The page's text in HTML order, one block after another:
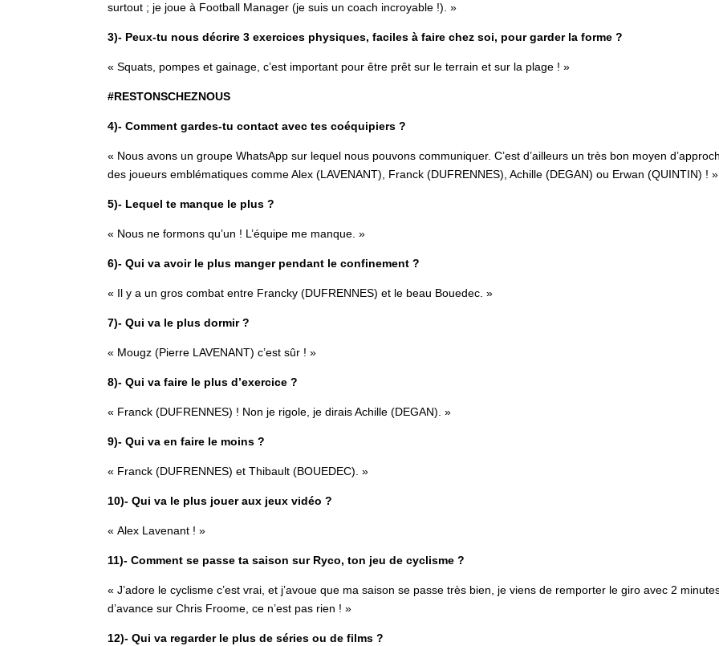
surtout ; je joue à Football Manager (je suis un coach incroyable !). »
3)- Peux-tu nous décrire 3 exercices physiques, faciles à faire chez soi, pour garder la forme ?
« Squats, pompes et gainage, c’est important pour être prêt sur le terrain et sur la plage ! »
#RESTONSCHEZNOUS
4)- Comment gardes-tu contact avec tes coéquipiers ?
« Nous avons un groupe WhatsApp sur lequel nous pouvons communiquer. C’est d’ailleurs un très bon moyen
des joueurs emblématiques comme Alex (LAVENANT), Franck (DUFRENNES), Achille (DEGAN) ou Erwan (QUINTIN) ! »
5)- Lequel te manque le plus ?
« Nous ne formons qu’un ! L’équipe me manque. »
6)- Qui va avoir le plus manger pendant le confinement ?
« Il y a un gros combat entre Francky (DUFRENNES) et le beau Bouedec. »
7)- Qui va le plus dormir ?
« Mougz (Pierre LAVENANT) c’est sûr ! »
8)- Qui va faire le plus d’exercice ?
« Franck (DUFRENNES) ! Non je rigole, je dirais Achille (DEGAN). »
9)- Qui va en faire le moins ?
« Franck (DUFRENNES) et Thibault (BOUEDEC). »
10)- Qui va le plus jouer aux jeux vidéo ?
« Alex Lavenant ! »
11)- Comment se passe ta saison sur Ryco, ton jeu de cyclisme ?
« J’adore le cyclisme c’est vrai, et j’avoue que ma saison se passe très bien, je viens de remporter le giro avec 2
d’avance sur Chris Froome, ce n’est pas rien ! »
12)- Qui va regarder le plus de séries ou de films ?